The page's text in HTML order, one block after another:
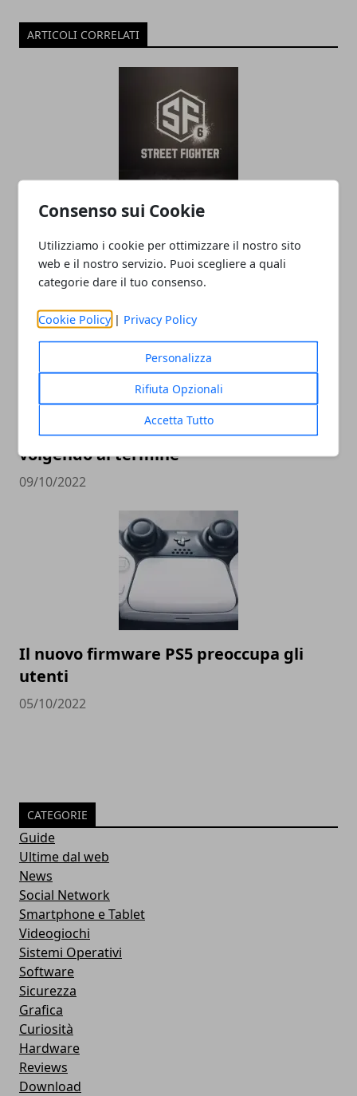
Consenso sui Cookie
Utilizziamo i cookie per ottimizzare il nostro sito
web e il nostro servizio. Puoi scegliere a quali
categorie dare il tuo consenso.
Cookie Policy | Privacy Policy
Personalizza
Rifiuta Opzionali
Accetta Tutto
ARTICOLI CORRELATI
L'editor di Street Fighter 6 crea
09/10/2022
Xbox Series X e Playstation 5 stanno già
volgendo al termine
09/10/2022
Il nuovo firmware PS5 preoccupa gli
utenti
05/10/2022
CATEGORIE
Guide
Ultime dal web
News
Social Network
Smartphone e Tablet
Videogiochi
Sistemi Operativi
Software
Sicurezza
Grafica
Curiosità
Hardware
Reviews
Download